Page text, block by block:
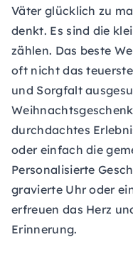
Väter glücklich zu
denkt. Es sind die
zählen. Das beste
oft nicht das
und Sorgfalt
durchdachtes
oder einfach die
Personalisierte
gravierte Uhr oder
erfreuen das Herz
Erinnerung.